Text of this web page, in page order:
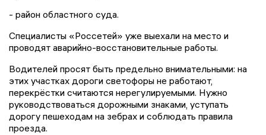
- район областного суда.
Специалисты «Россетей» уже выехали на место и
проводят аварийно-восстановительные работы.
Водителей просят быть предельно внимательными: на
этих участках дороги светофоры не работают,
перекрёстки считаются нерегулируемыми. Нужно
руководствоваться дорожными знаками, уступать
дорогу пешеходам на зебрах и соблюдать правила
проезда.